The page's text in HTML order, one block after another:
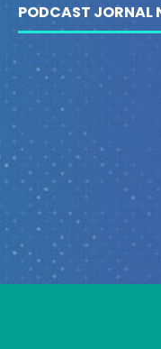
PODCAST JORNAL